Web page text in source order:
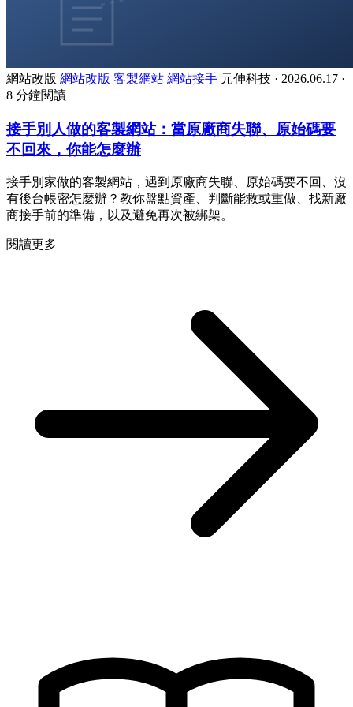
網站改版 網站改版 客製網站 網站接手 元伸科技 · 2026.06.17 ·
8 分鐘閱讀
接手別人做的客製網站：當原廠商失聯、原始碼要
不回來，你能怎麼辦
接手別家做的客製網站，遇到原廠商失聯、原始碼要不回、沒
有後台帳密怎麼辦？教你盤點資產、判斷能救或重做、找新廠
商接手前的準備，以及避免再次被綁架。
閱讀更多